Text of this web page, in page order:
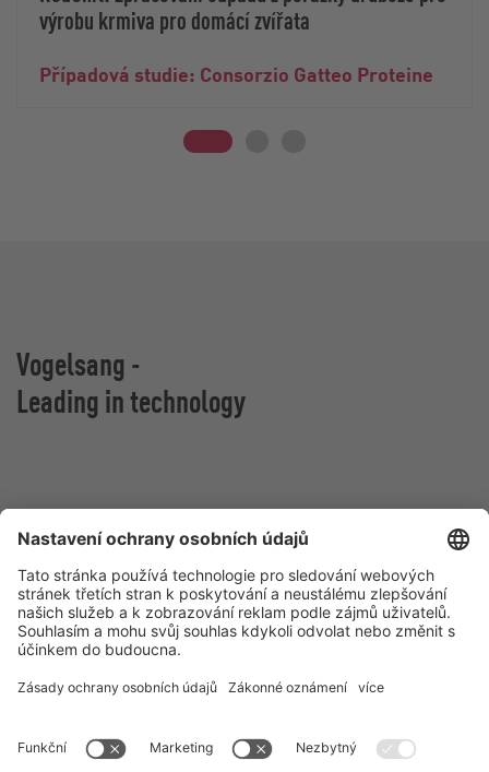
výrobu krmiva pro domácí zvířata
Případová studie: Consorzio Gatteo Proteine
Vogelsang -
Leading in technology
Olomoucká 81
627 00 Brno
Česká republika
Tel.:+420 511 440 475
czech-republic@vogelsang.info